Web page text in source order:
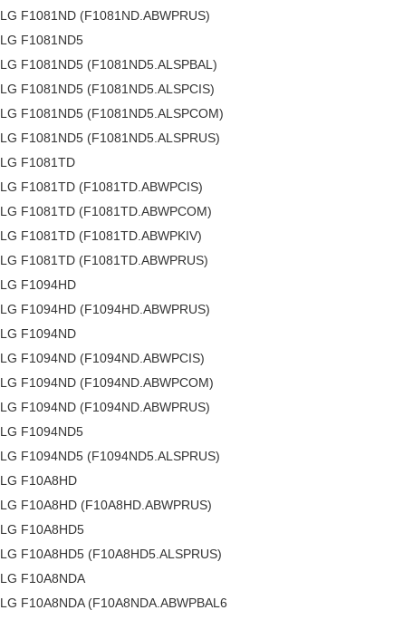
LG F1081ND (F1081ND.ABWPRUS)
LG F1081ND5
LG F1081ND5 (F1081ND5.ALSPBAL)
LG F1081ND5 (F1081ND5.ALSPCIS)
LG F1081ND5 (F1081ND5.ALSPCOM)
LG F1081ND5 (F1081ND5.ALSPRUS)
LG F1081TD
LG F1081TD (F1081TD.ABWPCIS)
LG F1081TD (F1081TD.ABWPCOM)
LG F1081TD (F1081TD.ABWPKIV)
LG F1081TD (F1081TD.ABWPRUS)
LG F1094HD
LG F1094HD (F1094HD.ABWPRUS)
LG F1094ND
LG F1094ND (F1094ND.ABWPCIS)
LG F1094ND (F1094ND.ABWPCOM)
LG F1094ND (F1094ND.ABWPRUS)
LG F1094ND5
LG F1094ND5 (F1094ND5.ALSPRUS)
LG F10A8HD
LG F10A8HD (F10A8HD.ABWPRUS)
LG F10A8HD5
LG F10A8HD5 (F10A8HD5.ALSPRUS)
LG F10A8NDA
LG F10A8NDA (F10A8NDA.ABWPBAL6